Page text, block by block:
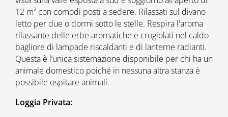
12 m² con comodi posti a sedere. Rilassati sul divano
letto per due o dormi sotto le stelle. Respira l'aroma
rilassante delle erbe aromatiche e crogiolati nel caldo
bagliore di lampade riscaldanti e di lanterne radianti.
Questa è l’unica sistemazione disponibile per chi ha un
animale domestico poiché in nessuna altra stanza è
possibile ospitare animali.
Loggia Privata: